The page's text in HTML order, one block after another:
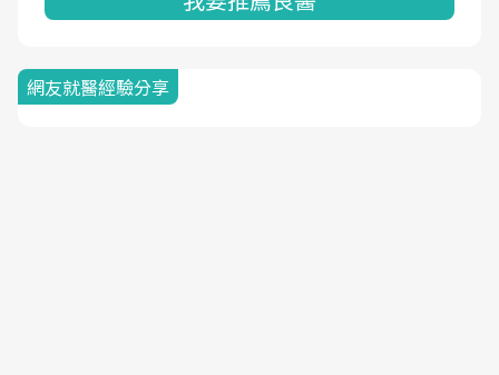
網友就醫經驗分享